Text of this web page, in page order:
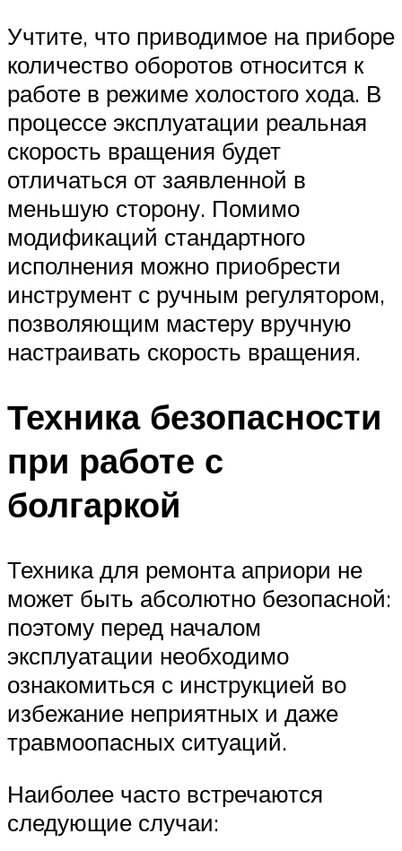
Учтите, что приводимое на приборе
количество оборотов относится к
работе в режиме холостого хода. В
процессе эксплуатации реальная
скорость вращения будет
отличаться от заявленной в
меньшую сторону. Помимо
модификаций стандартного
исполнения можно приобрести
инструмент с ручным регулятором,
позволяющим мастеру вручную
настраивать скорость вращения.
Техника безопасности
при работе с
болгаркой
Техника для ремонта априори не
может быть абсолютно безопасной:
поэтому перед началом
эксплуатации необходимо
ознакомиться с инструкцией во
избежание неприятных и даже
травмоопасных ситуаций.
Наиболее часто встречаются
следующие случаи: